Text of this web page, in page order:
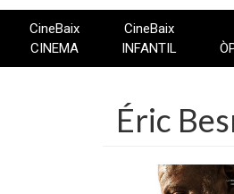
CineBaix
CINEMA
CineBaix
INFANTIL
Éric